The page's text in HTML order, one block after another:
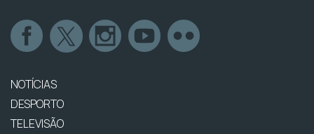
NOTÍCIAS
DESPORTO
TELEVISÃO